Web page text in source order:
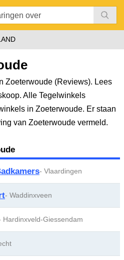
Zoeterwoude (Reviews). Lees
Alle Tegelwinkels
in Zoeterwoude. Er staan
van Zoeterwoude vermeld.
- Vlaardingen
- Waddinxveen
Hardinxveld-Giessendam